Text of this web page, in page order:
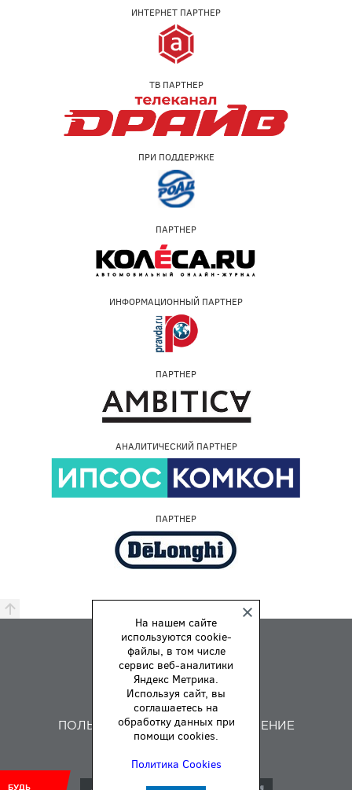
БУДЬ
ИНТЕРНЕТ ПАРТНЕР
ТВ ПАРТНЕР
ПРИ ПОДДЕРЖКЕ
ПАРТНЕР
ИНФОРМАЦИОННЫЙ ПАРТНЕР
ПАРТНЕР
АНАЛИТИЧЕСКИЙ ПАРТНЕР
ПАРТНЕР
ПРЕМИЯ
ПРАВИЛА
О НАС
ОБРАТНАЯ СВЯЗЬ
ПОЛЬЗОВАТЕЛЬСКОЕ СОГЛАШЕНИЕ
На нашем сайте
используются cookie-
файлы, в том числе
сервис веб-аналитики
Яндекс Метрика.
Используя сайт, вы
соглашаетесь на
обработку данных при
помощи cookies.
Политика Cookies